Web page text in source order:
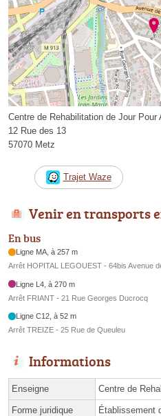
Centre de Rehabilitation de Jour Pour
12 Rue des 13
57070 Metz
Trajet Waze
Venir en transports
En bus
Ligne MA, à 257 m
Arrêt HOPITAL LEGOUEST - 64bis Avenue
Ligne L4, à 270 m
Arrêt FRIANT - 21 Rue Georges Ducrocq
Ligne C12, à 52 m
Arrêt TREIZE - 25 Rue de Queuleu
Informations
Enseigne Centre de
Forme juridique Établissement